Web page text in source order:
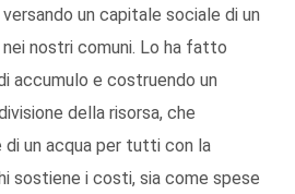
un capitale sociale di un
nostri comuni. Lo ha fatto
accumulo e costruendo un
della risorsa, che
un acqua per tutti con la
sostiene i costi, sia come spese